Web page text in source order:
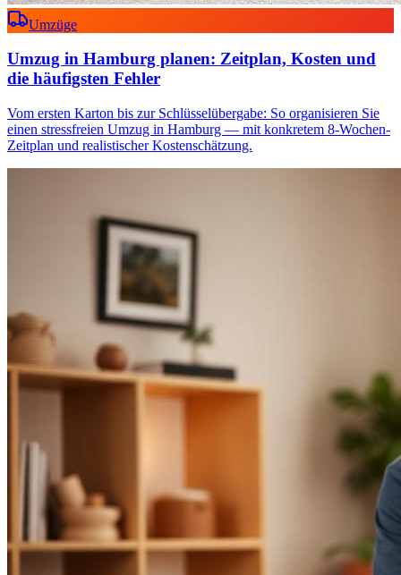
Umzüge
Umzug in Hamburg planen: Zeitplan, Kosten und
die häufigsten Fehler
Vom ersten Karton bis zur Schlüsselübergabe: So organisieren Sie
einen stressfreien Umzug in Hamburg — mit konkretem 8-Wochen-
Zeitplan und realistischer Kostenschätzung.